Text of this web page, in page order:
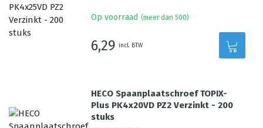
Op voorraad (meer dan 500)
6,29 incl. BTW
HECO Spaanplaatschroef TOPIX-
Plus PK4x20VD PZ2 Verzinkt - 200
stuks